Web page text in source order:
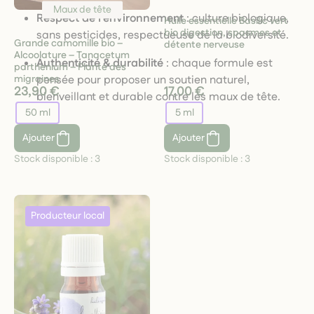
Respect de l’environnement: culture biologique,
sans pesticides, respectueuse de la biodiversité.
Authenticité & durabilité : chaque formule est
pensée pour proposer un soutien naturel,
bienveillant et durable contre les maux de tête.
Maux de tête
Grande camomille bio –
Alcoolature – Tanacetum
parthenium – Plante des
migraines
23,90 €
50 ml
Ajouter
Stock disponible : 3
Huile essentielle Basilic vert
bio digestion, spasmes et
détente nerveuse
17,00 €
5 ml
Ajouter
Stock disponible : 3